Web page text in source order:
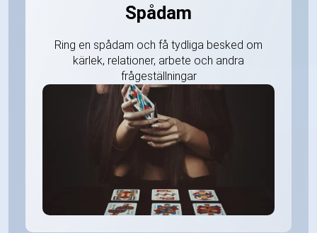
Spådam
Ring en spådam och få tydliga besked om
kärlek, relationer, arbete och andra
frågeställningar